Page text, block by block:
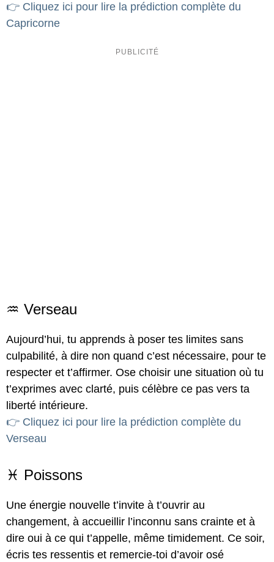
👉 Cliquez ici pour lire la prédiction complète du
Capricorne
♒ Verseau
Aujourd’hui, tu apprends à poser tes limites sans
culpabilité, à dire non quand c’est nécessaire, pour te
respecter et t’affirmer. Ose choisir une situation où tu
t’exprimes avec clarté, puis célèbre ce pas vers ta
liberté intérieure.
👉 Cliquez ici pour lire la prédiction complète du
Verseau
♓ Poissons
Une énergie nouvelle t’invite à t’ouvrir au
changement, à accueillir l’inconnu sans crainte et à
dire oui à ce qui t’appelle, même timidement. Ce soir,
écris tes ressentis et remercie-toi d’avoir osé